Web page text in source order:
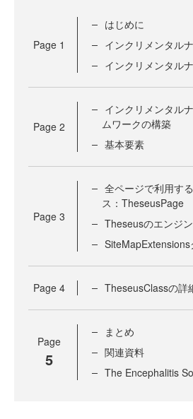
Page 1
はじめに
インクリメンタル
インクリメンタル
Page 2
インクリメンタル
ムワークの構築
基本要素
Page 3
全ページで利用す
ス：TheseusPage
Theseusのエンジ
SiteMapExtensions
Page 4 TheseusClassの詳
Page
5
まとめ
関連資料
The Encephalitis